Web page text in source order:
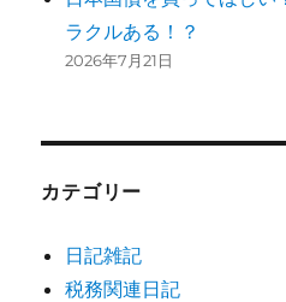
ラクルある！？
2026年7月21日
カテゴリー
日記雑記
税務関連日記